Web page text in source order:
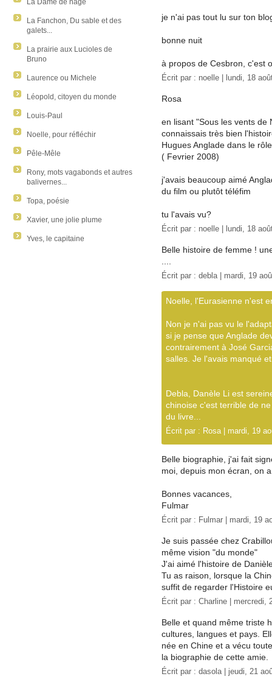
La Dame de nage
La Fanchon, Du sable et des
galets...
La prairie aux Lucioles de
Bruno
Laurence ou Michele
Léopold, citoyen du monde
Louis-Paul
Noelle, pour réfléchir
Pêle-Mêle
Rony, mots vagabonds et autres
balivernes...
Topa, poésie
Xavier, une jolie plume
Yves, le capitaine
je n'ai pas tout lu sur ton
bonne nuit
à propos de Cesbron, c'est
Écrit par : noelle | lundi, 18
Rosa
en lisant "Sous les vents de
connaissais très bien
Hugues Anglade dans le
( Fevrier 2008)
j'avais beaucoup aimé
du film ou plutôt téléfim
tu l'avais vu?
Écrit par : noelle | lundi, 18
Belle histoire de femme !
Écrit par : debla | mardi, 19
Noelle, l'Eurasienne n'est
Non je n'ai pas vu le
si je pense que Anglade
contrairement à José
salles. Je l'avais manqué
Debla, Danèle Li est
chinoise c'est terrible de
du livre...
Écrit par : Rosa | mardi, 19
Belle biographie, j'ai fait
moi, depuis mon écran, on
Bonnes vacances,
Fulmar
Écrit par : Fulmar | mardi, 19
Je suis passée chez
même vision "du monde"
J'ai aimé l'histoire de
Tu as raison, lorsque la
suffit de regarder l'Histoire
Écrit par : Charline | mercredi,
Belle et quand même triste
cultures, langues et pays.
née en Chine et a vécu
la biographie de cette amie.
Écrit par : dasola | jeudi, 21